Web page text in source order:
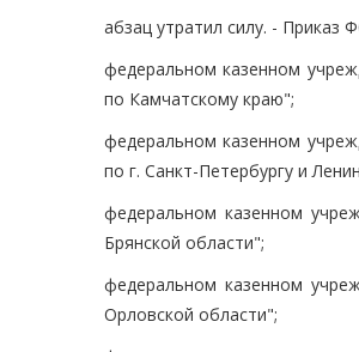
абзац утратил силу. - Приказ
федеральном казенном
по Камчатскому краю";
федеральном казенном
по г. Санкт-Петербургу и
федеральном казенном
Брянской области";
федеральном казенном
Орловской области";